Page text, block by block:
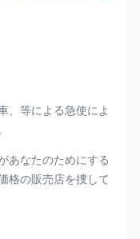
、等による急使によ
あなたのためにする
格の販売店を捜して